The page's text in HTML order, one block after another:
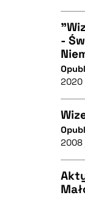
-
2020
2008